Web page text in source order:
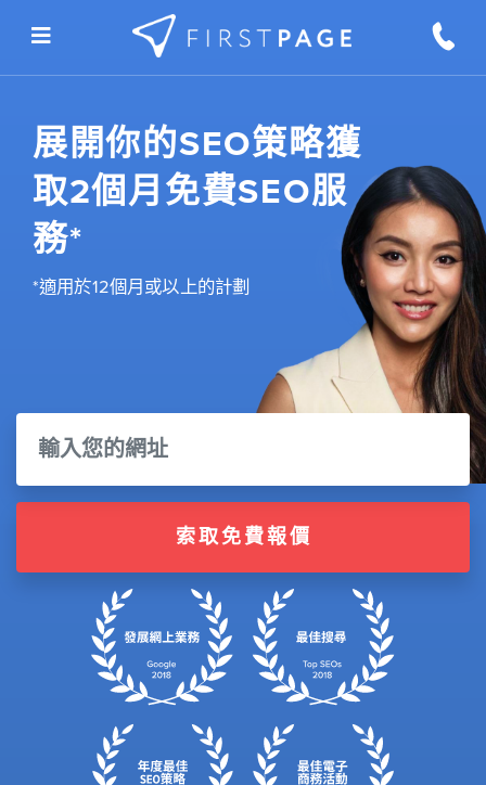
展開你的SEO策略獲
取2個月免費SEO服
務*
*適用於12個月或以上的計劃
索取免費報價